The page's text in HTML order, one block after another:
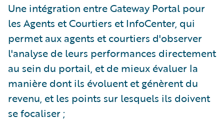
Une intégration entre Gateway Portal pour
les Agents et Courtiers et InfoCenter, qui
permet aux agents et courtiers d'observer
l'analyse de leurs performances directement
au sein du portail, et de mieux évaluer la
manière dont ils évoluent et génèrent du
revenu, et les points sur lesquels ils doivent
se focaliser ;